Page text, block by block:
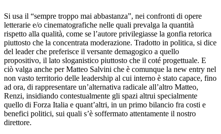
Si usa il “sempre troppo mai abbastanza”, nei confronti di opere
letterarie e/o cinematografiche nelle quali prevalga la quantità
rispetto alla qualità, come se l’autore privilegiasse la gonfia retorica
piuttosto che la concentrata moderazione. Tradotto in politica, si dice
del leader che preferisce il versante demagogico a quello
propositivo, il lato sloganistico piuttosto che il coté progettuale. E
ciò valga anche per Matteo Salvini che è comunque la new entry nel
non vasto territorio delle leadership al cui interno è stato capace, fino
ad ora, di rappresentare un’alternativa radicale all’altro Matteo,
Renzi, insidiando contestualmente gli spazi altrui specialmente
quello di Forza Italia e quant’altri, in un primo bilancio fra costi e
benefici politici, sui quali s’è soffermato attentamente il nostro
direttore.